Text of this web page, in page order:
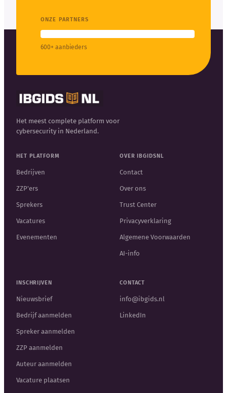
ONZE PARTNERS
600+ aanbieders
Het meest complete platform voor
cybersecurity in Nederland.
HET PLATFORM
Bedrijven
ZZP'ers
Sprekers
Vacatures
Evenementen
OVER IBGIDSNL
Contact
Over ons
Trust Center
Privacyverklaring
Algemene Voorwaarden
AI-info
INSCHRIJVEN
Nieuwsbrief
Bedrijf aanmelden
Spreker aanmelden
ZZP aanmelden
Auteur aanmelden
Vacature plaatsen
CONTACT
info@ibgids.nl
LinkedIn